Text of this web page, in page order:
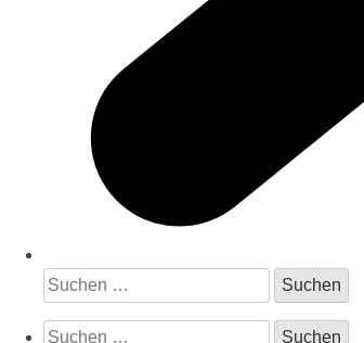
Suchen
nach:
Suchen